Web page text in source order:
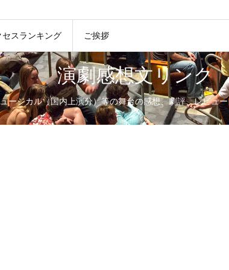
セスランキング ご挨拶
演劇感想文リンク
ージカル（国内上演分）等の舞台の感想、劇評、レビュ